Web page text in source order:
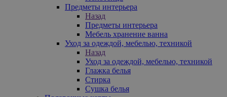
Предметы интерьера
Назад
Предметы интерьера
Мебель хранение ванна
Уход за одеждой, мебелью, техникой
Назад
Уход за одеждой, мебелью, техникой
Глажка белья
Стирка
Сушка белья